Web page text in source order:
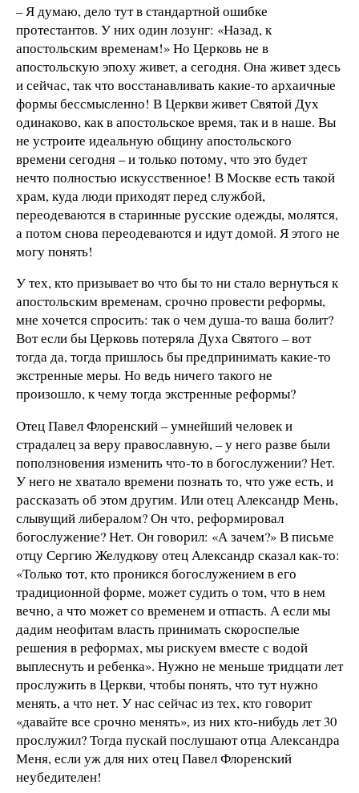
– Я думаю, дело тут в стандартной ошибке
протестантов. У них один лозунг: «Назад, к
апостольским временам!» Но Церковь не в
апостольскую эпоху живет, а сегодня. Она живет здесь
и сейчас, так что восстанавливать какие-то архаичные
формы бессмысленно! В Церкви живет Святой Дух
одинаково, как в апостольское время, так и в наше. Вы
не устроите идеальную общину апостольского
времени сегодня – и только потому, что это будет
нечто полностью искусственное! В Москве есть такой
храм, куда люди приходят перед службой,
переодеваются в старинные русские одежды, молятся,
а потом снова переодеваются и идут домой. Я этого не
могу понять!
У тех, кто призывает во что бы то ни стало вернуться к
апостольским временам, срочно провести реформы,
мне хочется спросить: так о чем душа-то ваша болит?
Вот если бы Церковь потеряла Духа Святого – вот
тогда да, тогда пришлось бы предпринимать какие-то
экстренные меры. Но ведь ничего такого не
произошло, к чему тогда экстренные реформы?
Отец Павел Флоренский – умнейший человек и
страдалец за веру православную, – у него разве были
поползновения изменить что-то в богослужении? Нет.
У него не хватало времени познать то, что уже есть, и
рассказать об этом другим. Или отец Александр Мень,
слывущий либералом? Он что, реформировал
богослужение? Нет. Он говорил: «А зачем?» В письме
отцу Сергию Желудкову отец Александр сказал как-то:
«Только тот, кто проникся богослужением в его
традиционной форме, может судить о том, что в нем
вечно, а что может со временем и отпасть. А если мы
дадим неофитам власть принимать скороспелые
решения в реформах, мы рискуем вместе с водой
выплеснуть и ребенка». Нужно не меньше тридцати лет
прослужить в Церкви, чтобы понять, что тут нужно
менять, а что нет. У нас сейчас из тех, кто говорит
«давайте все срочно менять», из них кто-нибудь лет 30
прослужил? Тогда пускай послушают отца Александра
Меня, если уж для них отец Павел Флоренский
неубедителен!